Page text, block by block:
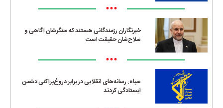
•••
خبرنگاران رزمندگانی هستند که سنگرشان آگاهی و
سلاح‌شان حقیقت است
•••
سپاه: رسانه‌های انقلابی در برابر دروغ‌پراکنی دشمن
ایستادگی کردند